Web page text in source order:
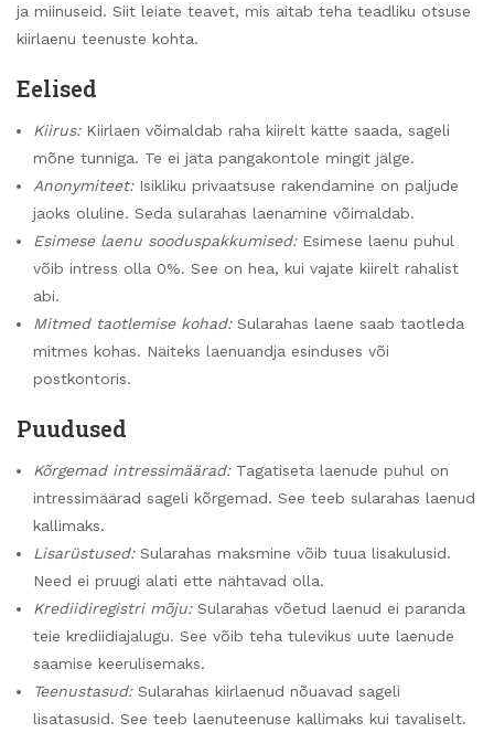
ja miinuseid. Siit leiate teavet, mis aitab teha teadliku otsuse
kiirlaenu teenuste kohta.
Eelised
Kiirus:Kiirlaen võimaldab raha kiirelt kätte saada, sageli
mõne tunniga. Te ei jäta pangakontole mingit jälge.
Anonymiteet:Isikliku privaatsuse rakendamine on paljude
jaoks oluline. Seda sularahas laenamine võimaldab.
Esimese laenu sooduspakkumised:Esimese laenu puhul
võib intress olla 0%. See on hea, kui vajate kiirelt rahalist
abi.
Mitmed taotlemise kohad:Sularahas laene saab taotleda
mitmes kohas. Näiteks laenuandja esinduses või
postkontoris.
Puudused
Kõrgemad intressimäärad:Tagatiseta laenude puhul on
intressimäärad sageli kõrgemad. See teeb sularahas laenud
kallimaks.
Lisarüstused:Sularahas maksmine võib tuua lisakulusid.
Need ei pruugi alati ette nähtavad olla.
Krediidiregistri mõju:Sularahas võetud laenud ei paranda
teie krediidiajalugu. See võib teha tulevikus uute laenude
saamise keerulisemaks.
Teenustasud:Sularahas kiirlaenud nõuavad sageli
lisatasusid. See teeb laenuteenuse kallimaks kui tavaliselt.